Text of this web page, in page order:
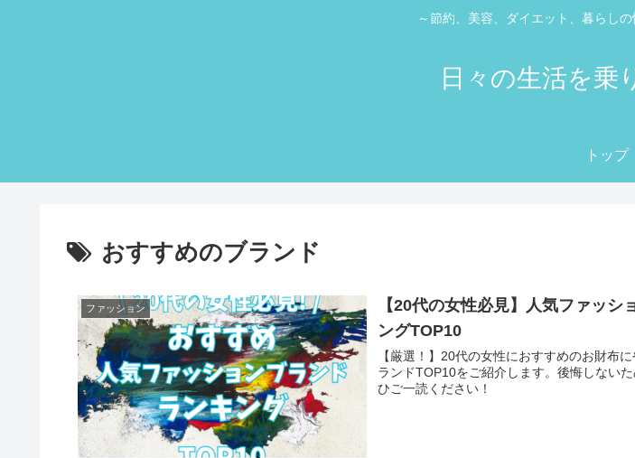
～節約、美容、ダイエット、暮らし
日々の生活を乗
トップ
おすすめのブランド
ファッション
【20代の女性必見】人気ファッシ
ングTOP10
【厳選！】20代の女性におすすめのお財布
ランドTOP10をご紹介します。後悔しない
ひご一読ください！